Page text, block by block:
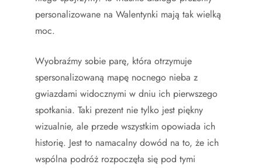
personalizowane na Walentynki mają tak wielką
moc.
Wyobraźmy sobie parę, która otrzymuje
spersonalizowaną mapę nocnego nieba z
gwiazdami widocznymi w dniu ich pierwszego
spotkania. Taki prezent nie tylko jest piękny
wizualnie, ale przede wszystkim opowiada ich
historię. Jest to namacalny dowód na to, że ich
wspólna podróż rozpoczęła się pod tymi